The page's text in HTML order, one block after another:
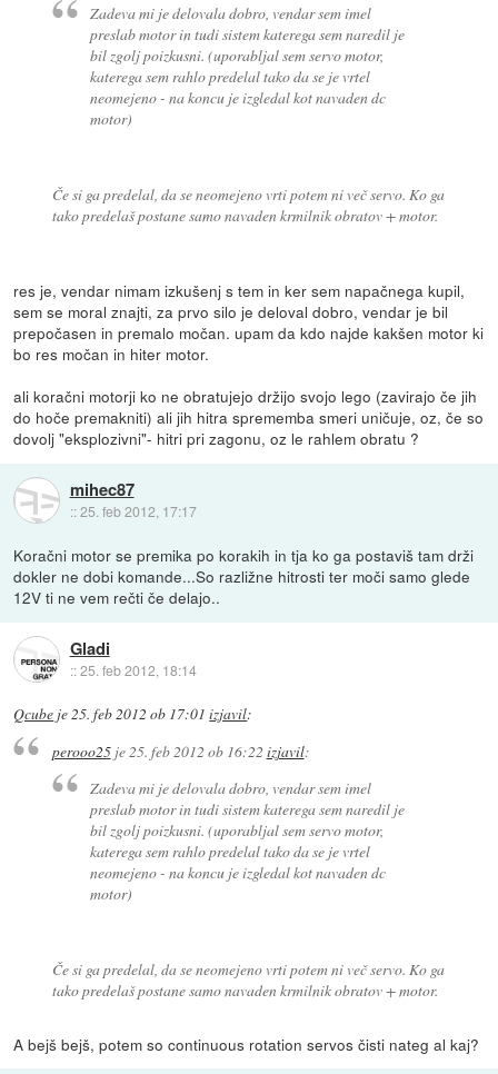
Zadeva mi je delovala dobro, vendar sem imel
preslab motor in tudi sistem katerega sem naredil je
bil zgolj poizkusni. (uporabljal sem servo motor,
katerega sem rahlo predelal tako da se je vrtel
neomejeno - na koncu je izgledal kot navaden dc
motor)
Če si ga predelal, da se neomejeno vrti potem ni več servo. Ko ga
tako predelaš postane samo navaden krmilnik obratov + motor.
res je, vendar nimam izkušenj s tem in ker sem napačnega kupil,
sem se moral znajti, za prvo silo je deloval dobro, vendar je bil
prepočasen in premalo močan. upam da kdo najde kakšen motor ki
bo res močan in hiter motor.
ali koračni motorji ko ne obratujejo držijo svojo lego (zavirajo če jih
do hoče premakniti) ali jih hitra sprememba smeri uničuje, oz, če so
dovolj "eksplozivni"- hitri pri zagonu, oz le rahlem obratu ?
mihec87
::25. feb 2012, 17:17
Koračni motor se premika po korakih in tja ko ga postaviš tam drži
dokler ne dobi komande...So razližne hitrosti ter moči samo glede
12V ti ne vem rečti če delajo..
Gladi
::25. feb 2012, 18:14
Qcube je25. feb 2012 ob 17:01 izjavil:
perooo25je25. feb 2012 ob 16:22 izjavil:
Zadeva mi je delovala dobro, vendar sem imel
preslab motor in tudi sistem katerega sem naredil je
bil zgolj poizkusni. (uporabljal sem servo motor,
katerega sem rahlo predelal tako da se je vrtel
neomejeno - na koncu je izgledal kot navaden dc
motor)
Če si ga predelal, da se neomejeno vrti potem ni več servo. Ko ga
tako predelaš postane samo navaden krmilnik obratov + motor.
A bejš bejš, potem so continuous rotation servos čisti nateg al kaj?